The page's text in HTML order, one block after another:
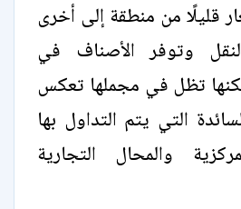
قليلًا من منطقة إلى أخرى
وتوفر الأصناف في
تظل في مجملها تعكس
التي يتم التداول بها
والمحال التجارية